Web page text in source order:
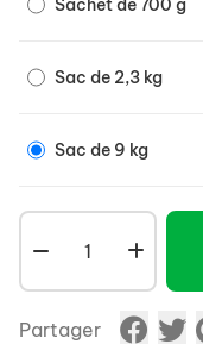
Sachet de 700 g
Sac de 2,3 kg
Sac de 9 kg
Partager